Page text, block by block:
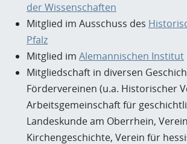
der Wissenschaften
Mitglied im Ausschuss des
Pfalz
Mitglied im Alemannischen Institut
Mitgliedschaft in diversen
Fördervereinen (u.a. Historischer
Arbeitsgemeinschaft für
Landeskunde am Oberrhein,
Kirchengeschichte, Verein für